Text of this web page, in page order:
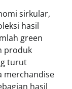
sirkular,
hasil
green
produk
turut
merchandise
hasil